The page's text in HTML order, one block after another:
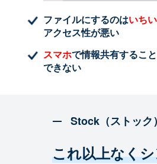
ファイルにするのはいち
アクセス性が悪い
スマホで情報共有するこ
できない
Stock（ストック
これ以上なく